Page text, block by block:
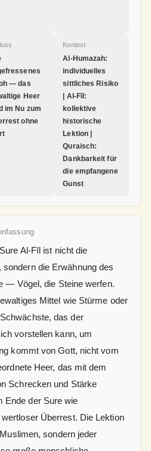
— das
Heer
im Nu zum
ohne
Kontext
Al-Humazah:
individuelles
sittliches Risiko
| Al-Fīl:
kollektive
historische
Lektion |
Quraisch:
Dankbarkeit für
die empfangene
Gunst
Al-Fīl ist nicht die
die Erwähnung des
— Vögel, die Steine werfen.
Mittel wie Stürme oder
das der
vorstellen kann, um
kommt von Gott, nicht vom
Heer, das mit dem
Schrecken und Stärke
Ende der Sure wie
Überrest. Die Lektion
sondern jeder